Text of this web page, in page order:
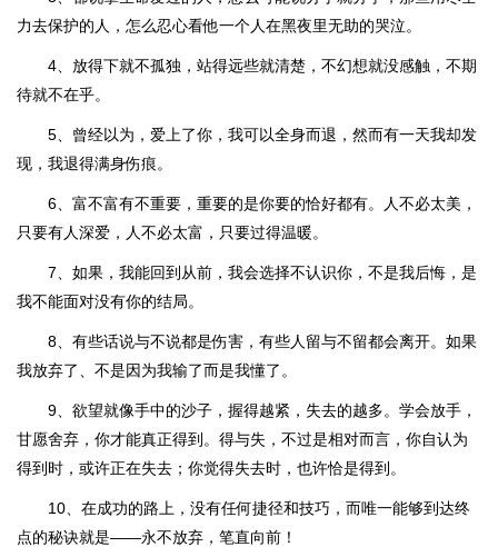
力去保护的人，怎么忍心看他一个人在黑夜里无助的哭泣。
4、放得下就不孤独，站得远些就清楚，不幻想就没感触，不期
待就不在乎。
5、曾经以为，爱上了你，我可以全身而退，然而有一天我却发
现，我退得满身伤痕。
6、富不富有不重要，重要的是你要的恰好都有。人不必太美，
只要有人深爱，人不必太富，只要过得温暖。
7、如果，我能回到从前，我会选择不认识你，不是我后悔，是
我不能面对没有你的结局。
8、有些话说与不说都是伤害，有些人留与不留都会离开。如果
我放弃了、不是因为我输了而是我懂了。
9、欲望就像手中的沙子，握得越紧，失去的越多。学会放手，
甘愿舍弃，你才能真正得到。得与失，不过是相对而言，你自认为
得到时，或许正在失去；你觉得失去时，也许恰是得到。
10、在成功的路上，没有任何捷径和技巧，而唯一能够到达终
点的秘诀就是——永不放弃，笔直向前！